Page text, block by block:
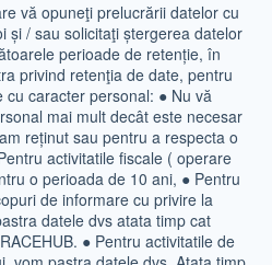
vă opuneţi prelucrării datelor cu
și / sau solicitaţi ștergerea datelor
perioade de retenție, în
privind retenţia de date, pentru
caracter personal: ● Nu vă
mai mult decât este necesar
reținut sau pentru a respecta o
activitatile fiscale ( operare
o perioada de 10 ani, ● Pentru
de informare cu privire la
datele dvs atata timp cat
● Pentru activitatile de